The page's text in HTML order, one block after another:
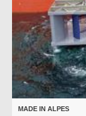
MADE IN ALPES